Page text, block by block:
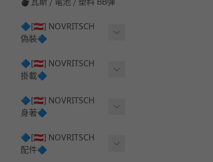
🔷[🇦🇹] NOVRITSCH
偽裝🔷
上衣夾克 ⧸ Jacket
兜帽 ⧸ Hood
手持 裝備 ⧸ 偽裝
披肩 ⧸ Shoulder Piece
🔷[🇦🇹] NOVRITSCH
掛載🔷
AR ⧸ DMR 彈匣用
SMG ⧸ SSR90 彈匣用
腰包 ⧸ 萬用包
🔷[🇦🇹] NOVRITSCH
身著🔷
闊邊帽 ⧸ Boonie Hat
戰術背心+前掛 ⧸ Plate Car
🔷[🇦🇹] NOVRITSCH
配件🔷